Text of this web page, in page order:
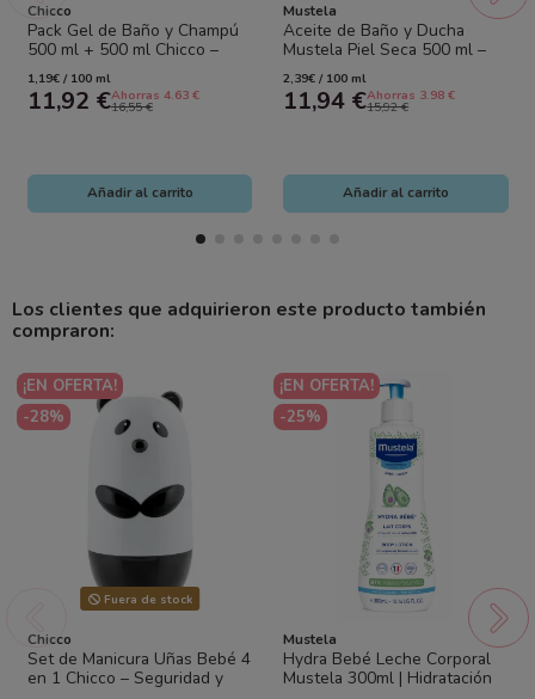
Chicco
Pack Gel de Baño y Champú
500 ml + 500 ml Chicco –
Limpieza suave y cuidado
diario para...
1,19€ / 100 ml
11,92 €Ahorras 4.63 €
16,55 €
Añadir al carrito
Mustela
Aceite de Baño y Ducha
Mustela Piel Seca 500 ml –
Cuerpo y Cabello Bebé
2,39€ / 100 ml
11,94 €Ahorras 3.98 €
15,92 €
Añadir al carrito
Los clientes que adquirieron este producto también
compraron:
¡EN OFERTA!
-28%
Fuera de stock
Chicco
Set de Manicura Uñas Bebé 4
en 1 Chicco – Seguridad y
¡EN OFERTA!
-25%
Mustela
Hydra Bebé Leche Corporal
Mustela 300ml | Hidratación